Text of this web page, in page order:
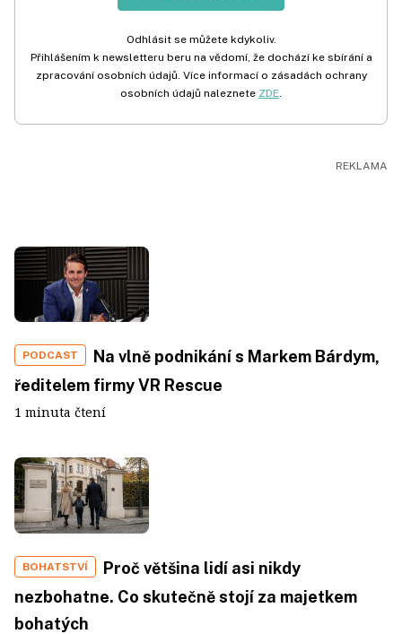
Odhlásit se můžete kdykoliv.
Přihlášením k newsletteru beru na vědomí, že dochází ke sbírání a
zpracování osobních údajů. Více informací o zásadách ochrany
osobních údajů naleznete ZDE.
PODCAST
Na vlně podnikání s Markem Bárdym,
ředitelem firmy VR Rescue
1 minuta čtení
BOHATSTVÍ
Proč většina lidí asi nikdy
nezbohatne. Co skutečně stojí za majetkem
bohatých